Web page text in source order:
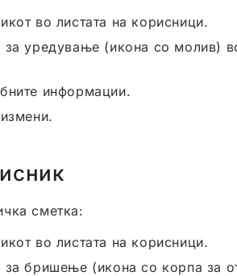
во листата на корисници.
за уредување (икона со молив)
информации.
сметка:
во листата на корисници.
за бришење (икона со корпа за